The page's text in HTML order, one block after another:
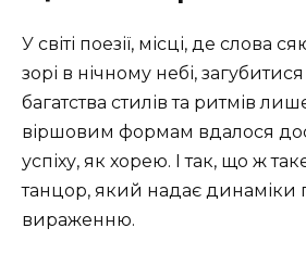
У світі поезії, місці, де слова
зорі в нічному небі,
багатства стилів та ритмів
віршовим формам вдалося
успіху, як хорею. І так, що ж
танцор, який надає динаміки
вираженню.